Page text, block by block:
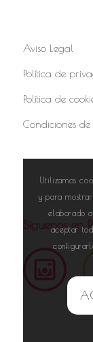
Aviso Legal
Política de
Política de
Condiciones
Síguenos en
Utilizamos
y para
elaborado
aceptar